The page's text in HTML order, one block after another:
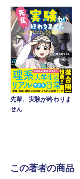
先輩、実験が終わりま
せん
この著者の商品